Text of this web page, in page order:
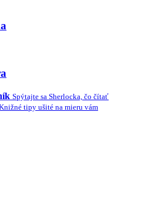
Spýtajte sa Sherlocka, čo čítať
tipy ušité na mieru vám